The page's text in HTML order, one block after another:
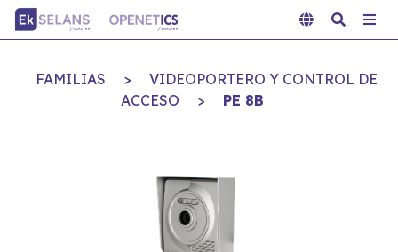
FAMILIAS >
VIDEOPORTERO Y CONTROL DE
ACCESO
> PE 8B